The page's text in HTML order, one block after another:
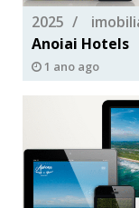
2025
Anoiai Hotels
1 ano ago